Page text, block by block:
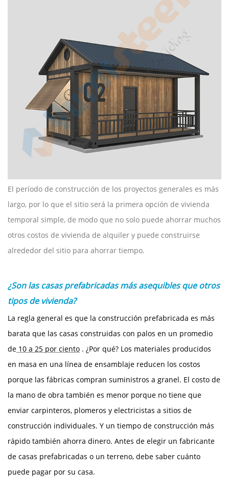
El período de construcción de los proyectos generales es más
largo, por lo que el sitio será la primera opción de vivienda
temporal simple, de modo que no solo puede ahorrar muchos
otros costos de vivienda de alquiler y puede construirse
alrededor del sitio para ahorrar tiempo.
¿Son las casas prefabricadas más asequibles que otros
tipos de vivienda?
La regla general es que la construcción prefabricada es más
barata que las casas construidas con palos en un promedio
de 10 a 25 por ciento . ¿Por qué? Los materiales producidos
en masa en una línea de ensamblaje reducen los costos
porque las fábricas compran suministros a granel. El costo de
la mano de obra también es menor porque no tiene que
enviar carpinteros, plomeros y electricistas a sitios de
construcción individuales. Y un tiempo de construcción más
rápido también ahorra dinero. Antes de elegir un fabricante
de casas prefabricadas o un terreno, debe saber cuánto
puede pagar por su casa.